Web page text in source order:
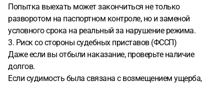
Попытка выехать может закончиться не только
разворотом на паспортном контроле, но и заменой
условного срока на реальный за нарушение режима.
3. Риск со стороны судебных приставов (ФССП)
Даже если вы отбыли наказание, проверьте наличие
долгов.
Если судимость была связана с возмещением ущерба,